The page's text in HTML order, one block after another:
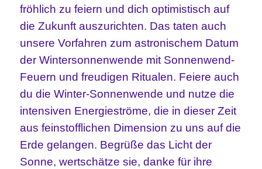
fröhlich zu feiern und dich optimistisch auf
die Zukunft auszurichten. Das taten auch
unsere Vorfahren zum astronischem Datum
der Wintersonnenwende mit Sonnenwend-
Feuern und freudigen Ritualen. Feiere auch
du die Winter-Sonnenwende und nutze die
intensiven Energieströme, die in dieser Zeit
aus feinstofflichen Dimension zu uns auf die
Erde gelangen. Begrüße das Licht der
Sonne, wertschätze sie, danke für ihre